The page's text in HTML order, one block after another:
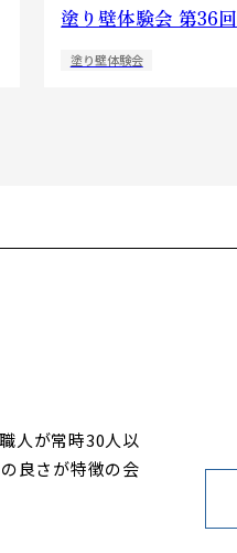
塗り壁体験会 第36回
塗り壁体験会
人が常時30人以
良さが特徴の会